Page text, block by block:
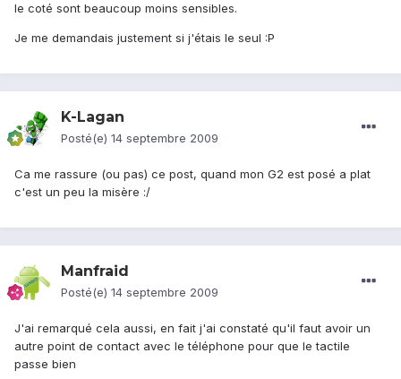
le coté sont beaucoup moins sensibles.
Je me demandais justement si j'étais le seul :P
K-Lagan
Posté(e) 14 septembre 2009
Ca me rassure (ou pas) ce post, quand mon G2 est posé a plat
c'est un peu la misère :/
Manfraid
Posté(e) 14 septembre 2009
J'ai remarqué cela aussi, en fait j'ai constaté qu'il faut avoir un
autre point de contact avec le téléphone pour que le tactile
passe bien